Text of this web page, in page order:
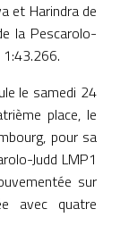
et Harindra de
la Pescarolo-
le samedi 24
place, le
pour sa
Judd LMP1
sur
avec quatre